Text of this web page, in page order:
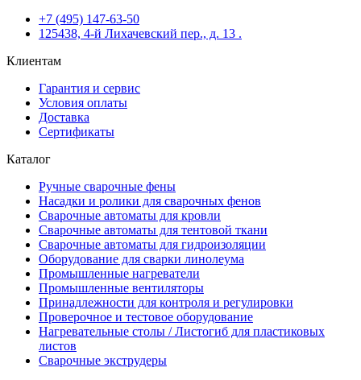
+7 (495) 147-63-50
125438, 4-й Лихачевский пер., д. 13 .
Клиентам
Гарантия и сервис
Условия оплаты
Доставка
Сертификаты
Каталог
Ручные сварочные фены
Насадки и ролики для сварочных фенов
Сварочные автоматы для кровли
Сварочные автоматы для тентовой ткани
Сварочные автоматы для гидроизоляции
Оборудование для сварки линолеума
Промышленные нагреватели
Промышленные вентиляторы
Принадлежности для контроля и регулировки
Проверочное и тестовое оборудование
Нагревательные столы / Листогиб для пластиковых
листов
Сварочные экструдеры